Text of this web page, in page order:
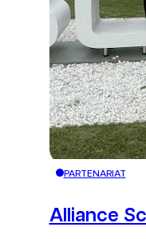
PARTENARIAT
Alliance